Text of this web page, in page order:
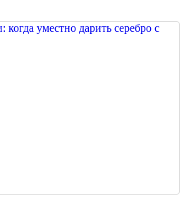
и превращаться в символ